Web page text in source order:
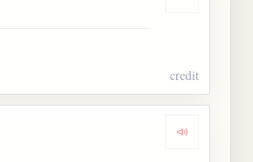
Dengarkan
credit
Dengarkan